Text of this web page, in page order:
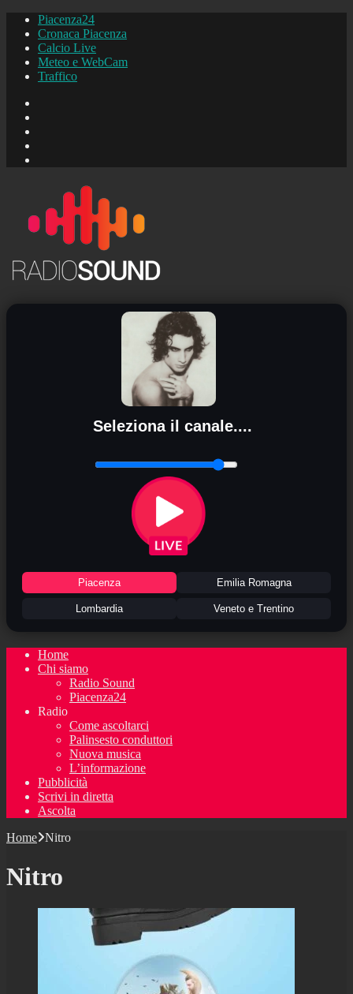
Piacenza24
Cronaca Piacenza
Calcio Live
Meteo e WebCam
Traffico
Seleziona il canale....
Piacenza Emilia Romagna
Lombardia Veneto e Trentino
Home
Chi siamo
Radio Sound
Piacenza24
Radio
Come ascoltarci
Palinsesto conduttori
Nuova musica
L’informazione
Pubblicità
Scrivi in diretta
Ascolta
Home Nitro
Nitro